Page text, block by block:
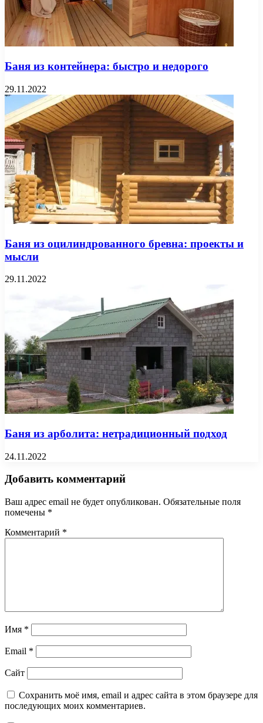
Баня из контейнера: быстро и недорого
29.11.2022
Баня из оцилиндрованного бревна: проекты и
мысли
29.11.2022
Баня из арболита: нетрадиционный подход
24.11.2022
Добавить комментарий
Ваш адрес email не будет опубликован. Обязательные поля
помечены *
Комментарий *
Имя *
Email *
Сайт
Сохранить моё имя, email и адрес сайта в этом браузере для
последующих моих комментариев.